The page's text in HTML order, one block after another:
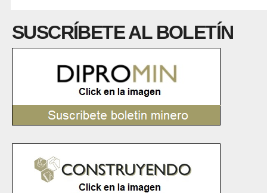
SUSCRÍBETE AL BOLETÍN